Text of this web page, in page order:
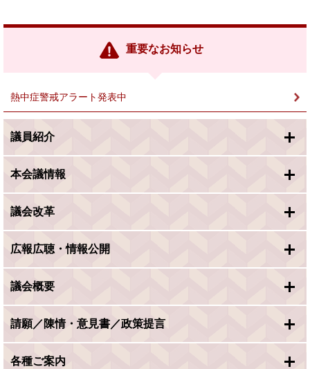
リ
重要なお知らせ
熱中症警戒アラート発表中
議員紹介
本会議情報
議会改革
広報広聴・情報公開
議会概要
請願／陳情・意見書／政策提言
各種ご案内